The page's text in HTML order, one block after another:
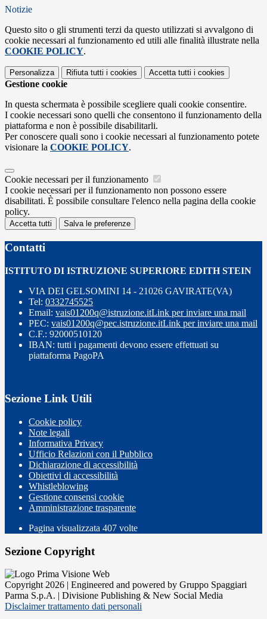
Notizie
Questo sito o gli strumenti terzi da questo utilizzati si avvalgono di
cookie necessari al funzionamento ed utili alle finalità illustrate nella
COOKIE POLICY.
Personalizza Rifiuta tutti i cookies Accetta tutti i cookies
Gestione cookie
In questa schermata è possibile scegliere quali cookie consentire.
I cookie necessari sono quelli che consentono il funzionamento della
piattaforma e non è possibile disabilitarli.
Per conoscere quali sono i cookie necessari al funzionamento potete
visionare la COOKIE POLICY.
Cookie necessari per il funzionamento
I cookie necessari per il funzionamento non possono essere
disabilitati. È possibile consultare l'elenco nella pagina della cookie
policy.
Accetta tutti Salva le preferenze
Contatti
ISTITUTO DI ISTRUZIONE SUPERIORE EDITH STEIN
VIA DEI GELSOMINI 14 - 21026 GAVIRATE(VA)
Tel: 0332745525
Email: vais01200q@istruzione.itLink per inviare una mail
PEC: vais01200q@pec.istruzione.itLink per inviare una mail
C.F.: 92000510120
IBAN: tutti i pagamenti devono essere effettuati su
piattaforma PagoPA
Sezione Link Utili
Cookie policy
Note legali
Informativa Privacy
Ufficio Relazioni con il Pubblico
Dichiarazione di accessibilità
Obiettivi di accessibilità
Whistleblowing
Gestione consensi cookie
Amministrazione trasparente
Pagina visualizzata 407 volte
Sezione Copyright
Copyright 2026 | Engineered and powered by Gruppo Spaggiari
Parma S.p.A. | Divisione Publishing & New Social Media
Disclaimer trattamento dati personali